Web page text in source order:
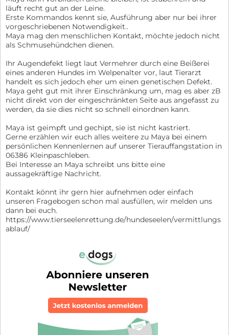
läuft recht gut an der Leine.
Erste Kommandos kennt sie, Ausführung aber nur bei ihrer
vorgeschriebenen Notwendigkeit..
Maya mag den menschlichen Kontakt, möchte jedoch nicht
als Schmusehündchen dienen.
Ihr Augendefekt liegt laut Vermehrer durch eine Beißerei
eines anderen Hundes im Welpenalter vor, laut Tierarzt
handelt es sich jedoch eher um einen genetischen Defekt.
Maya geht gut mit ihrer Einschränkung um, mag es aber zB
nicht direkt von der eingeschränkten Seite aus angefasst zu
werden, da sie dies nicht so schnell einordnen kann.
Maya ist geimpft und gechipt, sie ist nicht kastriert.
Gerne erzählen wir euch alles weitere zu Maya bei einem
persönlichen Kennenlernen auf unserer Tierauffangstation in
06386 Kleinpaschleben.
Bei Interesse an Maya schreibt uns bitte eine
aussagekräftige Nachricht.
Kontakt könnt ihr gern hier aufnehmen oder einfach
unseren Fragebogen schon mal ausfüllen, wir melden uns
dann bei euch.
https://www.tierseelenrettung.de/hundeseelen/vermittlungs
ablauf/